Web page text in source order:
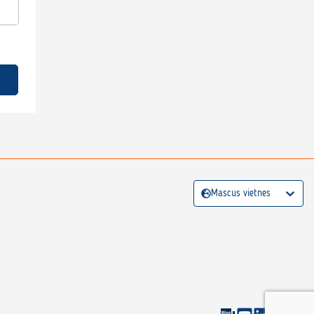
Mascus vietnes